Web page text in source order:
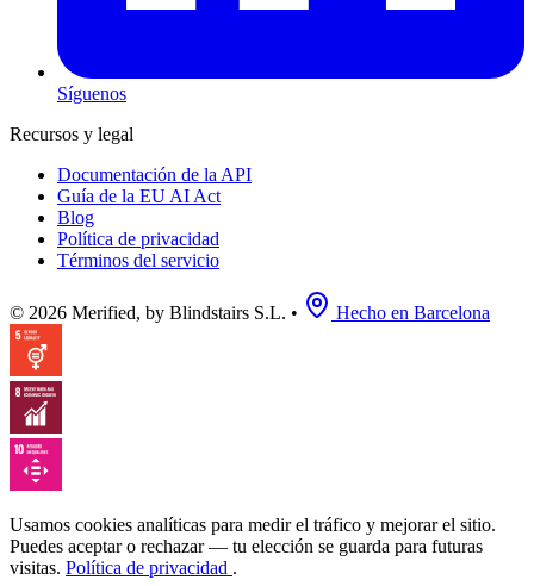
Síguenos
Recursos y legal
Documentación de la API
Guía de la EU AI Act
Blog
Política de privacidad
Términos del servicio
© 2026 Merified, by Blindstairs S.L. • Hecho en Barcelona
Usamos cookies analíticas para medir el tráfico y mejorar el sitio.
Puedes aceptar o rechazar — tu elección se guarda para futuras
visitas. Política de privacidad .